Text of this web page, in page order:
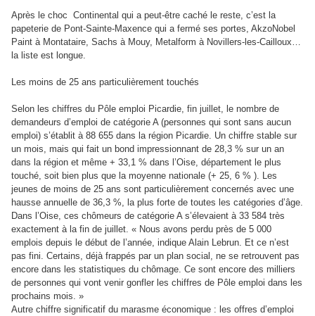
Après le choc Continental qui a peut-être caché le reste, c’est la
papeterie de Pont-Sainte-Maxence qui a fermé ses portes, AkzoNobel
Paint à Montataire, Sachs à Mouy, Metalform à Novillers-les-Cailloux…
la liste est longue.
Les moins de 25 ans particulièrement touchés
Selon les chiffres du Pôle emploi Picardie , fin juillet, le nombre de
demandeurs d’emploi de catégorie A (personnes qui sont sans aucun
emploi) s’établit à 88 655 dans la région Picardie. Un chiffre stable sur
un mois, mais qui fait un bond impressionnant de 28,3 % sur un an
dans la région et même + 33,1 % dans l’Oise, département le plus
touché, soit bien plus que la moyenne nationale (+ 25, 6 % ). Les
jeunes de moins de 25 ans sont particulièrement concernés avec une
hausse annuelle de 36,3 %, la plus forte de toutes les catégories d’âge.
Dans l’Oise, ces chômeurs de catégorie A s’élevaient à 33 584 très
exactement à la fin de juillet. « Nous avons perdu près de 5 000
emplois depuis le début de l’année, indique Alain Lebrun. Et ce n’est
pas fini. Certains, déjà frappés par un plan social, ne se retrouvent pas
encore dans les statistiques du chômage. Ce sont encore des milliers
de personnes qui vont venir gonfler les chiffres de Pôle emploi dans les
prochains mois. »
Autre chiffre significatif du marasme économique : les offres d’emploi